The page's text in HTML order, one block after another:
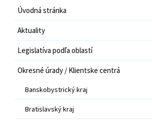
Úvodná stránka
Aktuality
Legislatíva podľa oblastí
Okresné úrady / Klientske centrá
Banskobystrický kraj
Bratislavský kraj